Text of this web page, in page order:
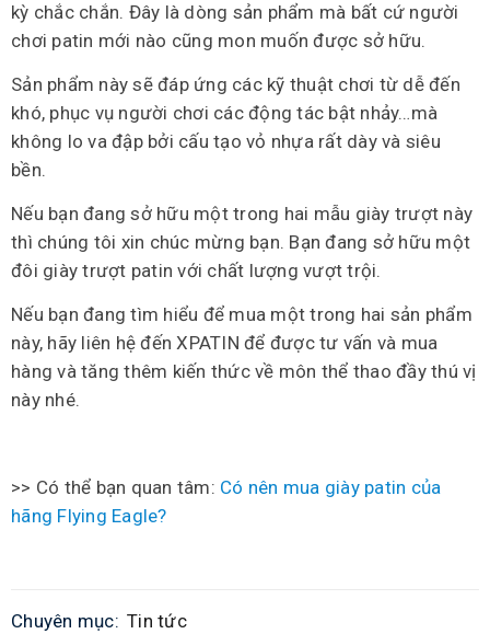
kỳ chắc chắn. Đây là dòng sản phẩm mà bất cứ người
chơi patin mới nào cũng mon muốn được sở hữu.
Sản phẩm này sẽ đáp ứng các kỹ thuật chơi từ dễ đến
khó, phục vụ người chơi các động tác bật nhảy…mà
không lo va đập bởi cấu tạo vỏ nhựa rất dày và siêu
bền.
Nếu bạn đang sở hữu một trong hai mẫu giày trượt này
thì chúng tôi xin chúc mừng bạn. Bạn đang sở hữu một
đôi giày trượt patin với chất lượng vượt trội.
Nếu bạn đang tìm hiểu để mua một trong hai sản phẩm
này, hãy liên hệ đến XPATIN để được tư vấn và mua
hàng và tăng thêm kiến thức về môn thể thao đầy thú vị
này nhé.
>> Có thể bạn quan tâm: Có nên mua giày patin của
hãng Flying Eagle?
Chuyên mục: Tin tức